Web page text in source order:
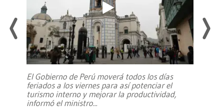
El Gobierno de Perú moverá todos los días
feriados a los viernes para así potenciar el
turismo interno y mejorar la productividad,
informó el ministro...